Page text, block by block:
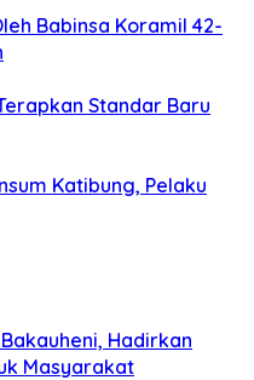
Babinsa Koramil 42-
Standar Baru
Katibung, Pelaku
Hadirkan
Masyarakat